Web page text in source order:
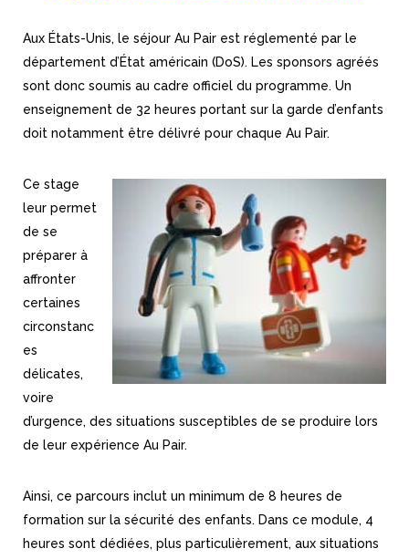
Aux États-Unis, le séjour Au Pair est réglementé par le
département d’État américain (DoS). Les sponsors agréés
sont donc soumis au cadre officiel du programme. Un
enseignement de 32 heures portant sur la garde d’enfants
doit notamment être délivré pour chaque Au Pair.
Ce stage
leur permet
de se
préparer à
affronter
certaines
circonstanc
es
délicates,
voire
d’urgence, des situations susceptibles de se produire lors
de leur expérience Au Pair.
Ainsi, ce parcours inclut un minimum de 8 heures de
formation sur la sécurité des enfants. Dans ce module, 4
heures sont dédiées, plus particulièrement, aux situations